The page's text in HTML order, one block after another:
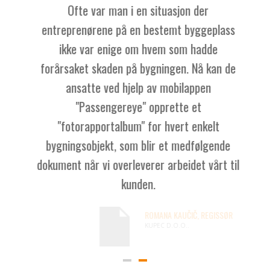
Ofte var man i en situasjon der
entreprenørene på en bestemt byggeplass
ikke var enige om hvem som hadde
forårsaket skaden på bygningen. Nå kan de
ansatte ved hjelp av mobilappen
"Passengereye" opprette et
"fotorapportalbum" for hvert enkelt
bygningsobjekt, som blir et medfølgende
dokument når vi overleverer arbeidet vårt til
kunden.
ROMANA KAUČIČ, REGISSØR